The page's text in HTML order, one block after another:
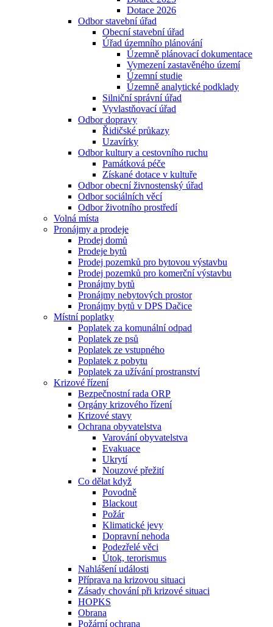
Dotace 2026
Odbor stavební úřad
Obecní stavební úřad
Úřad územního plánování
Územně plánovací dokumentace
Vymezení zastavěného území
Územní studie
Územně analytické podklady
Silniční správní úřad
Vyvlastňovací úřad
Odbor dopravy
Řidičské průkazy
Uzavírky
Odbor kultury a cestovního ruchu
Památková péče
Získané dotace v kultuře
Odbor obecní živnostenský úřad
Odbor sociálních věcí
Odbor životního prostředí
Volná místa
Pronájmy a prodeje
Prodej domů
Prodeje bytů
Prodej pozemků pro bytovou výstavbu
Prodej pozemků pro komerční výstavbu
Pronájmy bytů
Pronájmy nebytových prostor
Pronájmy bytů v DPS Dačice
Místní poplatky
Poplatek za komunální odpad
Poplatek ze psů
Poplatek ze vstupného
Poplatek z pobytu
Poplatek za užívání prostranství
Krizové řízení
Bezpečnostní rada ORP
Orgány krizového řízení
Krizové stavy
Ochrana obyvatelstva
Varování obyvatelstva
Evakuace
Ukrytí
Nouzové přežití
Co dělat když
Povodně
Blackout
Požár
Klimatické jevy
Dopravní nehoda
Podezřelé věci
Útok, terorismus
Nahlášení události
Příprava na krizovou situaci
Zásady chování při krizové situaci
HOPKS
Obrana
Požární ochrana